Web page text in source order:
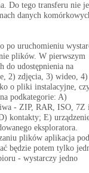
Do tego transferu nie
danych
po uruchomieniu
plików. W pierwszym
do udostępnienia na
2) zdjęcia, 3) wideo, 4)
o pliki instalacyjne,
podkategorie: A)
- ZIP, RAR, ISO, 7Z
kontakty; E)
eksploratora.
plików aplikacja
będzie potem tylko
- wystarczy jedno